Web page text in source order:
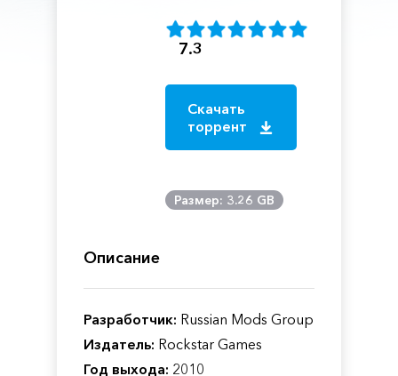
7.3
Скачать
торрент
Размер: 3.26 GB
Описание
Разработчик: Russian Mods Group
Издатель: Rockstar Games
Год выхода: 2010